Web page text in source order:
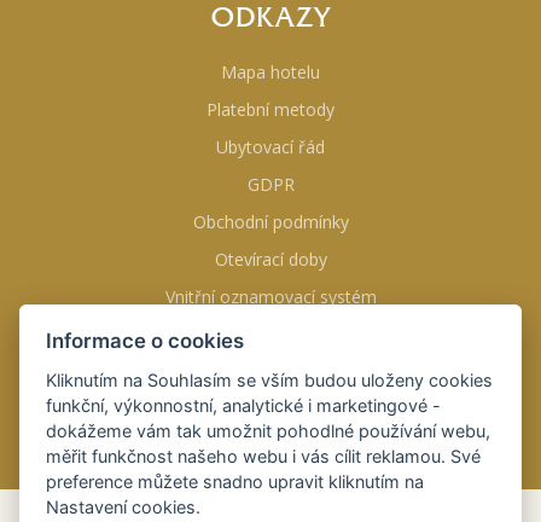
ODKAZY
Mapa hotelu
Platební metody
Ubytovací řád
GDPR
Obchodní podmínky
Otevírací doby
Vnitřní oznamovací systém
NAJDETE NÁS NA
Informace o cookies
Kliknutím na Souhlasím se vším budou uloženy cookies
funkční, výkonnostní, analytické i marketingové -
dokážeme vám tak umožnit pohodlné používání webu,
měřit funkčnost našeho webu i vás cílit reklamou. Své
preference můžete snadno upravit kliknutím na
Nastavení cookies.